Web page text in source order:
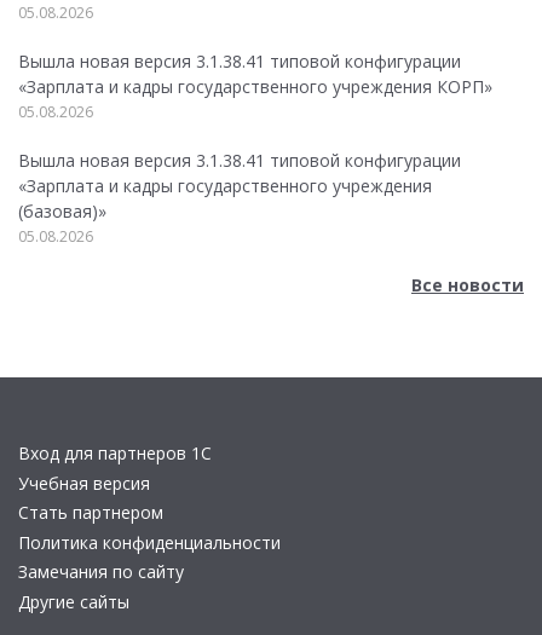
05.08.2026
Вышла новая версия 3.1.38.41 типовой конфигурации
«Зарплата и кадры государственного учреждения КОРП»
05.08.2026
Вышла новая версия 3.1.38.41 типовой конфигурации
«Зарплата и кадры государственного учреждения
(базовая)»
05.08.2026
Все новости
Вход для партнеров 1С
Учебная версия
Стать партнером
Политика конфиденциальности
Замечания по сайту
Другие сайты